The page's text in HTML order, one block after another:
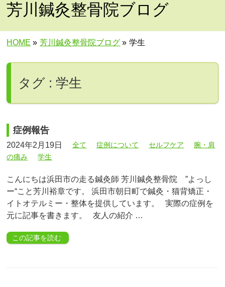
芳川鍼灸整骨院ブログ
HOME » 芳川鍼灸整骨院ブログ » 学生
タグ : 学生
症例報告
2024年2月19日 全て 症例について セルフケア
腕・肩
の痛み
学生
こんにちは浜田市の走る鍼灸師 芳川鍼灸整骨院 ”よっし
ー“こと芳川裕章です。 浜田市朝日町で鍼灸・猫背矯正・
イトオテルミー・整体を提供しています。 実際の症例を
元に記事を書きます。 友人の紹介 …
この記事を読む